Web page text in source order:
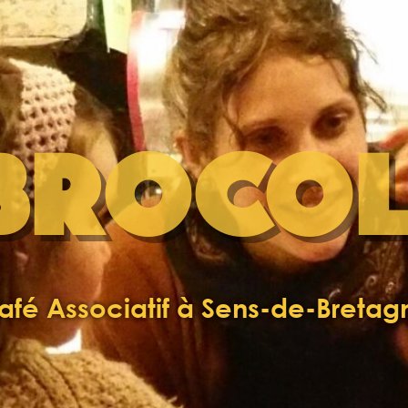
Associatif à Sens-de-